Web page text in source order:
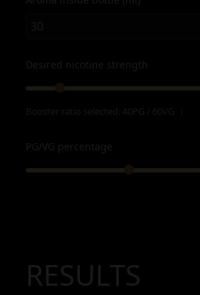
Desired nicotine strength
PG/VG percentage
RESULTS